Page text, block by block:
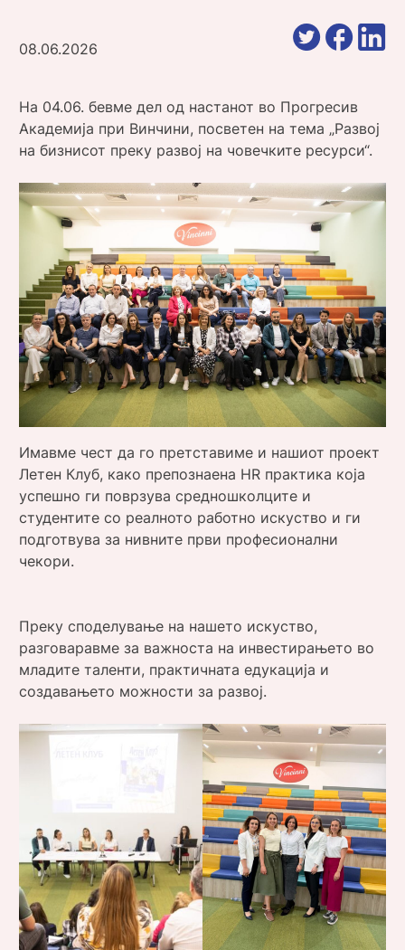
08.06.2026
На 04.06. бевме дел од настанот во Прогресив
Академија при Винчини, посветен на тема „Развој
на бизнисот преку развој на човечките ресурси“.
Имавме чест да го претставиме и нашиот проект
Летен Клуб, како препознаена HR практика која
успешно ги поврзува средношколците и
студентите со реалното работно искуство и ги
подготвува за нивните први професионални
чекори.
Преку споделување на нашето искуство,
разговаравме за важноста на инвестирањето во
младите таленти, практичната едукација и
создавањето можности за развој.